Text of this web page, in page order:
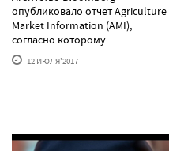
опубликовало отчет Agriculture
Market Information (AMI),
согласно которому......
12 ИЮЛЯ'2017